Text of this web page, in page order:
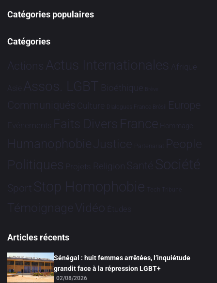
Catégories populaires
Catégories
Actions Actus Internationales Afrique
Asie Assos. LGBT Bioéthique Brève
Communiqués Culture Dialogues France-Brésil Europe
Evénements Faits Divers France Hommage
HumanophobieJustice Partenariat People
Politiques Projets Religion Santé Société
Sport Stop Homophobie Tech Tribune
TémoignageVidéo Études
Articles récents
Sénégal : huit femmes arrêtées, l’inquiétude
grandit face à la répression LGBT+
02/08/2026